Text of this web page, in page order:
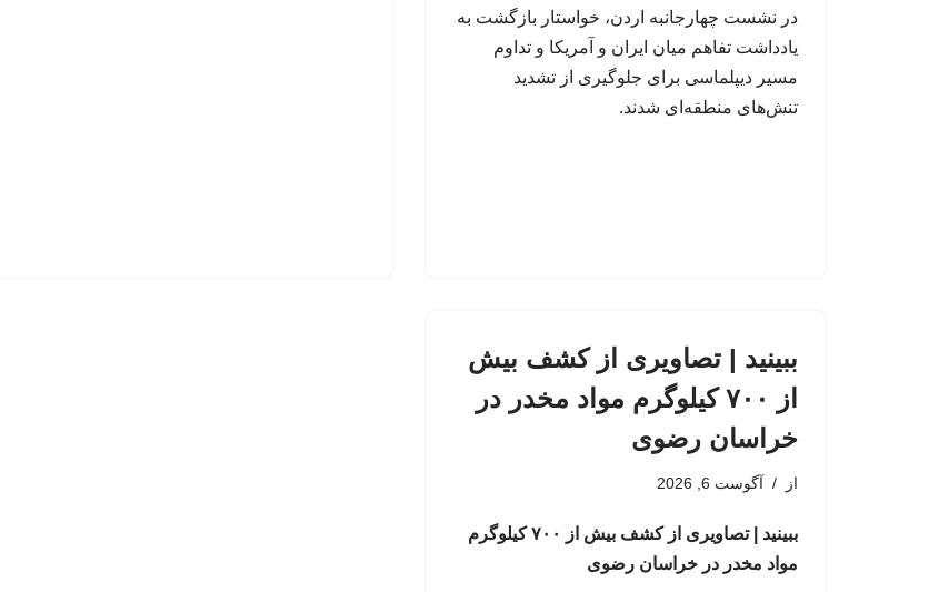
در نشست چهارجانبه اردن، خواستار بازگشت به
یادداشت تفاهم میان ایران و آمریکا و تداوم
مسیر دیپلماسی برای جلوگیری از تشدید
تنش‌های منطقه‌ای شدند.
ببینید | تصاویری از کشف بیش
از ۷۰۰ کیلوگرم مواد مخدر در
خراسان رضوی
از آگوست 6, 2026
ببینید | تصاویری از کشف بیش از ۷۰۰ کیلوگرم
مواد مخدر در خراسان رضوی